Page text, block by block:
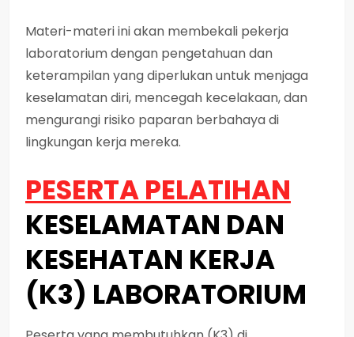
Materi-materi ini akan membekali pekerja
laboratorium dengan pengetahuan dan
keterampilan yang diperlukan untuk menjaga
keselamatan diri, mencegah kecelakaan, dan
mengurangi risiko paparan berbahaya di
lingkungan kerja mereka.
PESERTA PELATIHAN
KESELAMATAN DAN
KESEHATAN KERJA
(K3) LABORATORIUM